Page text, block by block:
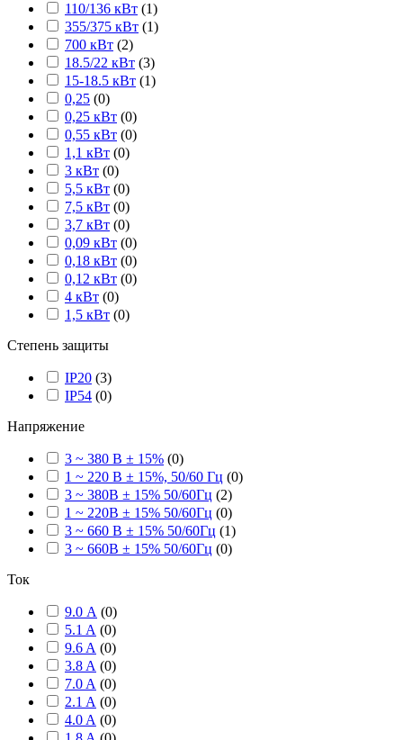
110/136 кВт (1)
355/375 кВт (1)
700 кВт (2)
18.5/22 кВт (3)
15-18.5 кВт (1)
0,25 (0)
0,25 кВт (0)
0,55 кВт (0)
1,1 кВт (0)
3 кВт (0)
5,5 кВт (0)
7,5 кВт (0)
3,7 кВт (0)
0,09 кВт (0)
0,18 кВт (0)
0,12 кВт (0)
4 кВт (0)
1,5 кВт (0)
Степень защиты
IP20 (3)
IP54 (0)
Напряжение
3 ~ 380 В ± 15% (0)
1 ~ 220 В ± 15%, 50/60 Гц (0)
3 ~ 380В ± 15% 50/60Гц (2)
1 ~ 220В ± 15% 50/60Гц (0)
3 ~ 660 В ± 15% 50/60Гц (1)
3 ~ 660В ± 15% 50/60Гц (0)
Ток
9.0 А (0)
5.1 A (0)
9.6 A (0)
3.8 A (0)
7.0 A (0)
2.1 A (0)
4.0 A (0)